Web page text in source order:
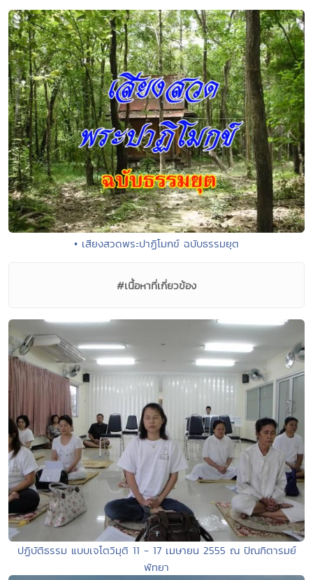
• เสียงสวดพระปาฏิโมกข์ ฉบับธรรมยุต
#เนื้อหาที่เกี่ยวข้อง
ปฏิบัติธรรม แบบเจโตวิมุติ 11 - 17 เมษายน 2555 ณ ปัณฑิตารมย์
พัทยา